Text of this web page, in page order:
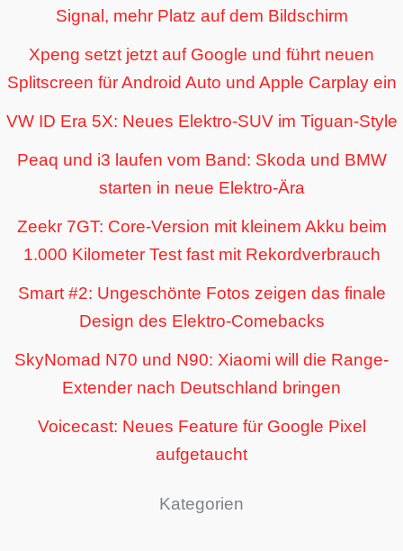
Signal, mehr Platz auf dem Bildschirm
Xpeng setzt jetzt auf Google und führt neuen
Splitscreen für Android Auto und Apple Carplay ein
VW ID Era 5X: Neues Elektro-SUV im Tiguan-Style
Peaq und i3 laufen vom Band: Skoda und BMW
starten in neue Elektro-Ära
Zeekr 7GT: Core-Version mit kleinem Akku beim
1.000 Kilometer Test fast mit Rekordverbrauch
Smart #2: Ungeschönte Fotos zeigen das finale
Design des Elektro-Comebacks
SkyNomad N70 und N90: Xiaomi will die Range-
Extender nach Deutschland bringen
Voicecast: Neues Feature für Google Pixel
aufgetaucht
Kategorien